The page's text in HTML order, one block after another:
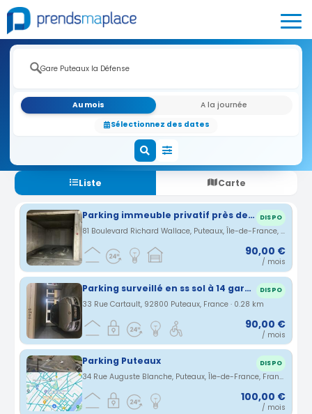
Au mois
A la journée
Sélectionnez des dates
Liste Carte
Parking immeuble privatif près de la gare de Puteaux DISPO
81 Boulevard Richard Wallace, Puteaux, Île-de-France, France · 0.04 km
90,00 €
/ mois
Parking surveillé en ss sol à 14 gare de puteaux DISPO
33 Rue Cartault, 92800 Puteaux, France · 0.28 km
90,00 €
/ mois
Parking Puteaux DISPO
34 Rue Auguste Blanche, Puteaux, Île-de-France, France · 0.34 km
100,00 €
/ mois